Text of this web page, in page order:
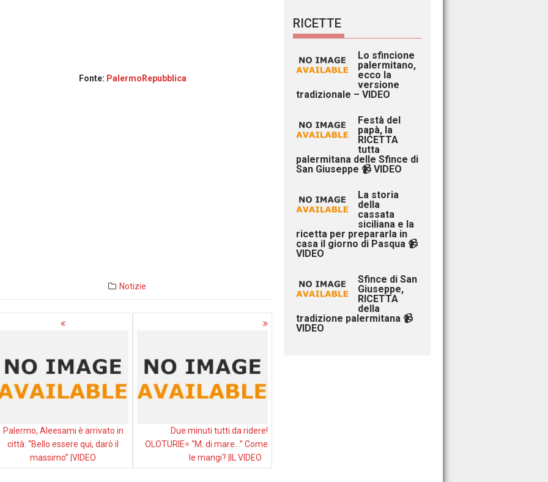
Fonte: PalermoRepubblica
Notizie
Palermo, Aleesami è arrivato in
città: “Bello essere qui, darò il
massimo” |VIDEO
Due minuti tutti da ridere!
OLOTURIE= “M. di mare…” Come
le mangi? |IL VIDEO
RICETTE
Lo sfincione
palermitano,
ecco la
versione
tradizionale – VIDEO
Festà del
papà, la
RICETTA
tutta
palermitana delle Sfince di
San Giuseppe 📹 VIDEO
La storia
della
cassata
siciliana e la
ricetta per prepararla in
casa il giorno di Pasqua 📹
VIDEO
Sfince di San
Giuseppe,
RICETTA
della
tradizione palermitana 📹
VIDEO